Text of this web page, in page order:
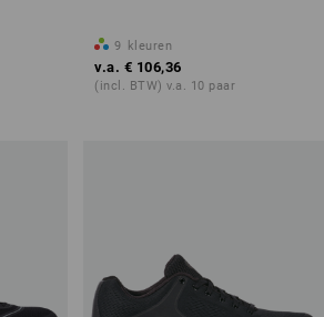
9 kleuren
v.a. € 106,36
(incl. BTW) v.a. 10 paar